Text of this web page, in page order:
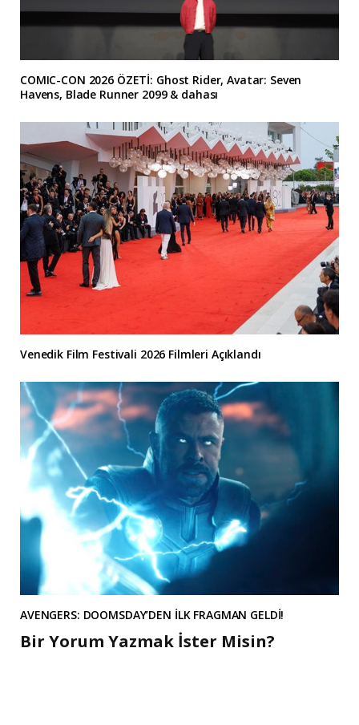
COMIC-CON 2026 ÖZETİ: Ghost Rider, Avatar: Seven
Havens, Blade Runner 2099 & dahası
Venedik Film Festivali 2026 Filmleri Açıklandı
AVENGERS: DOOMSDAY’DEN İLK FRAGMAN GELDİ!
Bir Yorum Yazmak İster Misin?